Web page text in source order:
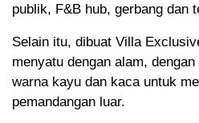
publik, F&B hub, gerbang dan
Selain itu, dibuat Villa
menyatu dengan alam,
warna kayu dan kaca untuk
pemandangan luar.